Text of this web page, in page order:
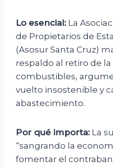
Lo esencial: La
de Propietarios de
(Asosur Santa Cruz)
respaldo al retiro de
combustibles,
vuelto insostenible y
abastecimiento.
Por qué importa: La
“sangrando la
fomentar el